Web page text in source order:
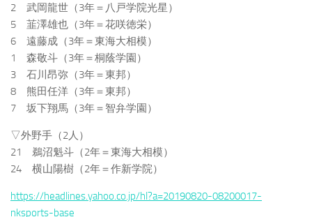
2 武岡龍世（3年＝八戸学院光星）
5 韮澤雄也（3年＝花咲徳栄）
6 遠藤成（3年＝東海大相模）
1 森敬斗（3年＝桐蔭学園）
3 石川昂弥（3年＝東邦）
8 熊田任洋（3年＝東邦）
7 坂下翔馬（3年＝智弁学園）
▽外野手（2人）
21 鵜沼魁斗（2年＝東海大相模）
24 横山陽樹（2年＝作新学院）
https://headlines.yahoo.co.jp/hl?a=20190820-08200017-
nksports-base